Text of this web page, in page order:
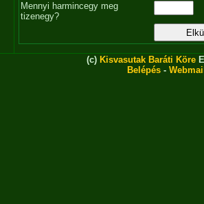
Mennyi harmincegy meg
tizenegy?
(c) Kisvasutak Baráti Köre
Belépés -